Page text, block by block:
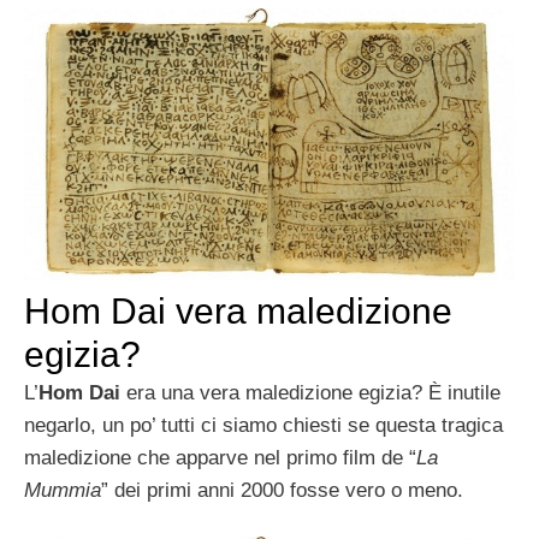
Hom Dai vera maledizione
egizia?
L’Hom Dai era una vera maledizione egizia? È inutile
negarlo, un po’ tutti ci siamo chiesti se questa tragica
maledizione che apparve nel primo film de “La
Mummia” dei primi anni 2000 fosse vero o meno.